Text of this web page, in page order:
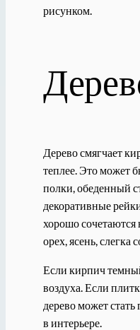
рисунком.
Дерево смягчает
теплее. Это может
полки, обеденный
декоративные
хорошо сочетаются
орех, ясень, слегка
Если кирпич
воздуха. Если
дерево может
в интерьере.